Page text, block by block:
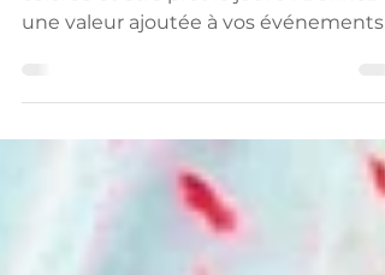
Les étapes pour organiser sa course
grâce à la poudre de couleur